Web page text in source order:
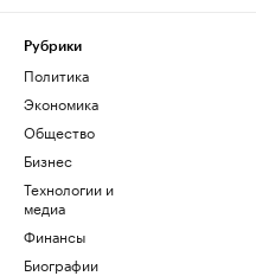
Рубрики
Политика
Экономика
Общество
Бизнес
Технологии и
медиа
Финансы
Биографии